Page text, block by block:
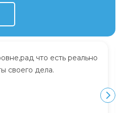
что есть реально
своего дела.